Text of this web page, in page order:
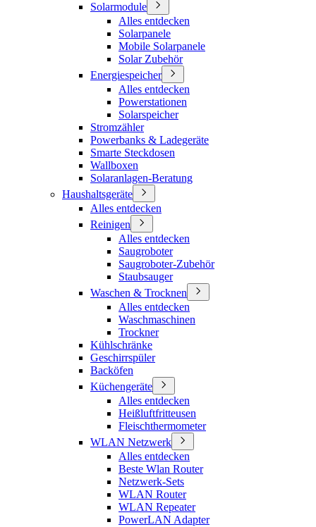
Solarmodule
Alles entdecken
Solarpanele
Mobile Solarpanele
Solar Zubehör
Energiespeicher
Alles entdecken
Powerstationen
Solarspeicher
Stromzähler
Powerbanks & Ladegeräte
Smarte Steckdosen
Wallboxen
Solaranlagen-Beratung
Haushaltsgeräte
Alles entdecken
Reinigen
Alles entdecken
Saugroboter
Saugroboter-Zubehör
Staubsauger
Waschen & Trocknen
Alles entdecken
Waschmaschinen
Trockner
Kühlschränke
Geschirrspüler
Backöfen
Küchengeräte
Alles entdecken
Heißluftfritteusen
Fleischthermometer
WLAN Netzwerk
Alles entdecken
Beste Wlan Router
Netzwerk-Sets
WLAN Router
WLAN Repeater
PowerLAN Adapter